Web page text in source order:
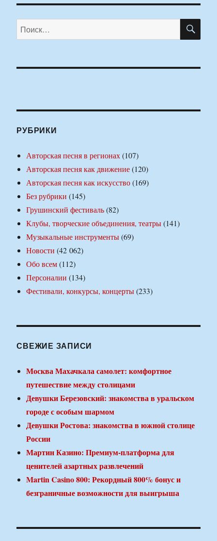
Искать:
РУБРИКИ
Авторская песня в регионах(107)
Авторская песня как движение(120)
Авторская песня как искусство(169)
Без рубрики (145)
Грушинский фестиваль(82)
Клубы, творческие объединения, театры(141)
Музыкальные инструменты(69)
Новости (42 062)
Обо всем(112)
Персоналии (134)
Фестивали, конкурсы, концерты(233)
СВЕЖИЕ ЗАПИСИ
Москва Махачкала самолет: комфортное
путешествие между столицами
Девушки Березовский: знакомства в уральском
городе с особым шармом
Девушки Ростова: знакомства в южной столице
России
Мартин Казино: Премиум-платформа для
ценителей азартных развлечений
Martin Casino 800: Рекордный 800% бонус и
безграничные возможности для выигрыша